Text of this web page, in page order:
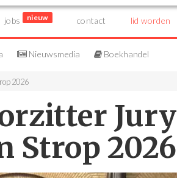
jobs nieuw contact lid worden
Nieuwsmedia Boekhandel
2026
Jury
Strop 2026